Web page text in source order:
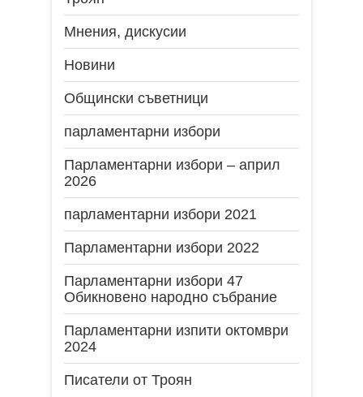
Мнения, дискусии
Новини
Общински съветници
парламентарни избори
Парламентарни избори – април
2026
парламентарни избори 2021
Парламентарни избори 2022
Парламентарни избори 47
Обикновено народно събрание
Парламентарни изпити октомври
2024
Писатели от Троян